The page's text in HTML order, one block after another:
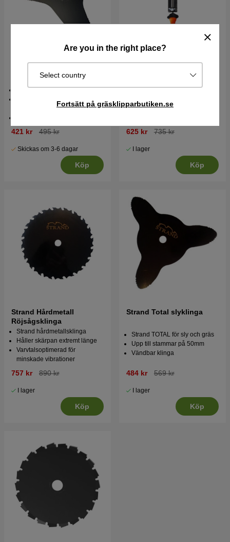
Are you in the right place?
Select country
Fortsätt på gräsklipparbutiken.se
Strand Intensive 300 x
25.4 Röjsågsklinga
Utmärkt skärkraft
421 kr 495 kr
Skickas om 3-6 dagar
Köp
625 kr 735 kr
I lager
Köp
Strand Hårdmetall
Röjsågsklinga
Strand hårdmetallsklinga
Håller skärpan extremt länge
Varvtalsoptimerad för
minskade vibrationer
757 kr 890 kr
I lager
Köp
Strand Total slyklinga
Strand TOTAL för sly och gräs
Upp till stammar på 50mm
Vändbar klinga
484 kr 569 kr
I lager
Köp